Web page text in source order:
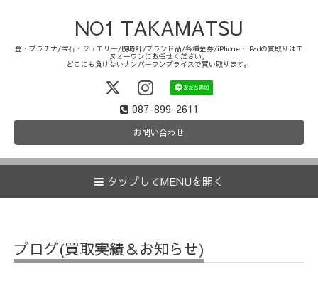
NO1 TAKAMATSU
金・プラチナ/宝石・ジュエリー/腕時計/ブランド品/各種金券/iPhone・iPadの買取りはエ
ヌオーワンにお任せください。
どこにも負けないナンバーワンプライスで買い取ります。
087-899-2611
お問い合わせ
タップしてMENUを開く
ブログ(買取実績＆お知らせ)